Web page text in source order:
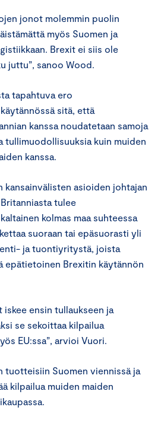
jonot molemmin puolin
myös Suomen ja
Brexit ei siis ole
juttu”, sanoo Wood.
tapahtuva ero
sitä, että
kanssa noudatetaan samoja
tullimuodollisuuksia kuin muiden
kanssa.
kansainvälisten asioiden johtajan
tulee
kolmas maa suhteessa
suoraan tai epäsuorasti yli
ja tuontiyritystä, joista
epätietoinen Brexitin käytännön
iskee ensin tullaukseen ja
se sekoittaa kilpailua
EU:ssa”, arvioi Vuori.
tuotteisiin Suomen viennissä ja
kilpailua muiden maiden